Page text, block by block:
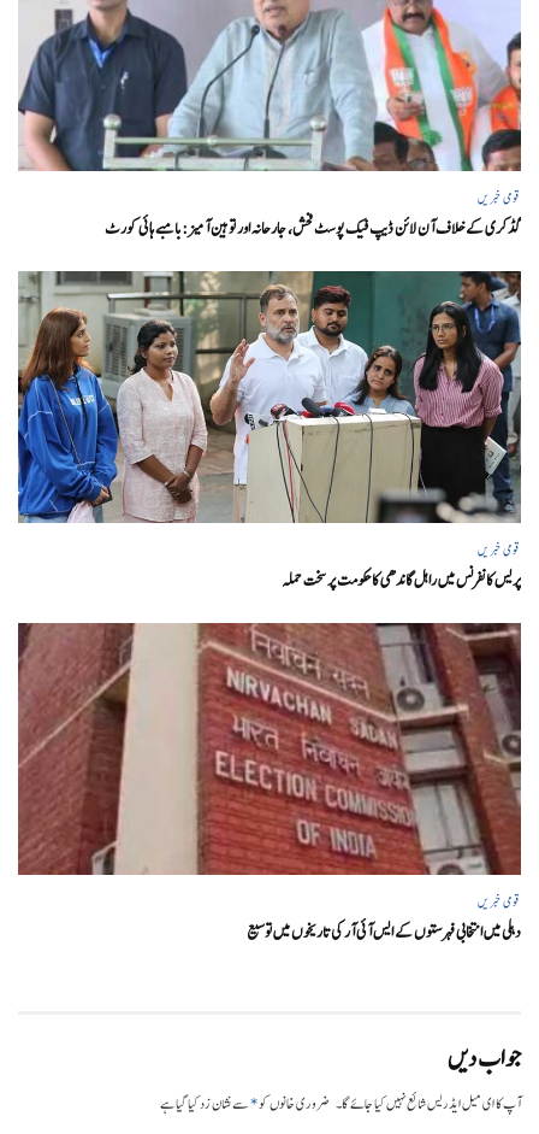
قومی خبریں
گڈکری کے خلاف آن لائن ڈیپ فیک پوسٹ فحش، جارحانہ اور توہین آمیز:بامبے ہائی کورٹ
قومی خبریں
پریس کانفرنس میں راہل گاندھی کا حکومت پر سخت حملہ
قومی خبریں
دہلی میں انتخابی فہرستوں کے ایس آئی آر کی تاریخوں میں توسیع
جواب دیں
آپ کا ای میل ایڈریس شائع نہیں کیا جائے گا۔ ضروری خانوں کو*سے نشان زد کیا گیا ہے